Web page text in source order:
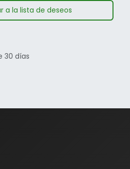
a la lista de deseos
30 días